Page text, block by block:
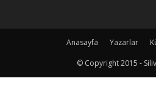
Anasayfa Yazarlar
© Copyright 2015 -